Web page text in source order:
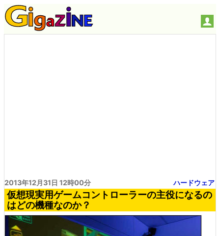
2013年12月31日 12時00分 ハードウェア
仮想現実用ゲームコントローラーの主役になるの
はどの機種なのか？